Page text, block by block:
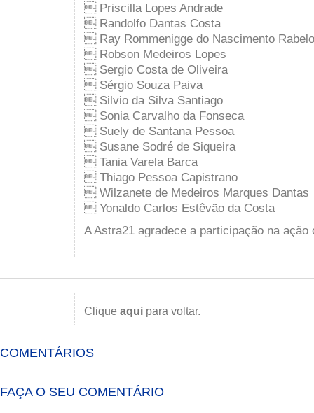
 Priscilla Lopes Andrade
 Randolfo Dantas Costa
 Ray Rommenigge do Nascimento Rabelo
 Robson Medeiros Lopes
 Sergio Costa de Oliveira
 Sérgio Souza Paiva
 Silvio da Silva Santiago
 Sonia Carvalho da Fonseca
 Suely de Santana Pessoa
 Susane Sodré de Siqueira
 Tania Varela Barca
 Thiago Pessoa Capistrano
 Wilzanete de Medeiros Marques Dantas
 Yonaldo Carlos Estêvão da Costa
A Astra21 agradece a participação na ação
Clique aqui para voltar.
COMENTÁRIOS
FAÇA O SEU COMENTÁRIO